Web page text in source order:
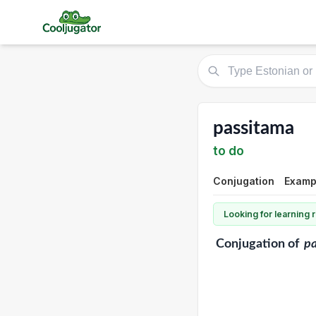
passitama
to do
Conjugation
Looking for learning
Conjugationof